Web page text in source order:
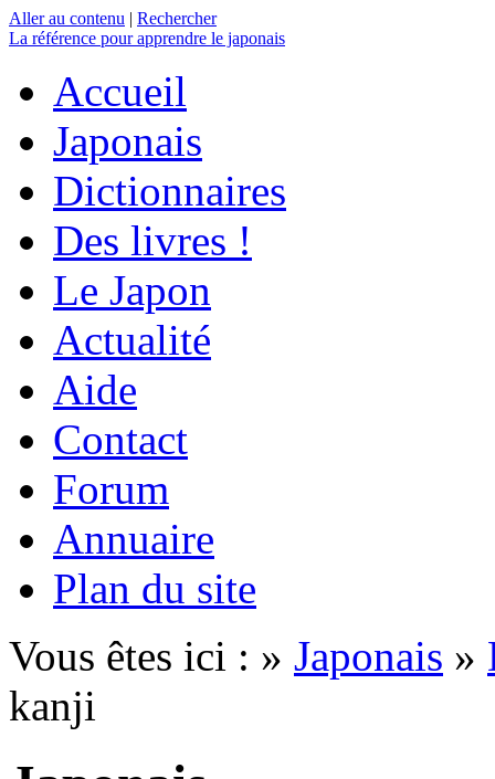
Aller au contenu | Rechercher
La référence pour apprendre le japonais
Accueil
Japonais
Dictionnaires
Des livres !
Le Japon
Actualité
Aide
Contact
Forum
Annuaire
Plan du site
Vous êtes ici : » Japonais »
kanji